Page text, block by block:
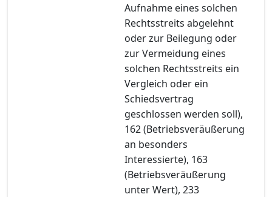
Aufnahme eines solchen
Rechtsstreits abgelehnt
oder zur Beilegung oder
zur Vermeidung eines
solchen Rechtsstreits ein
Vergleich oder ein
Schiedsvertrag
geschlossen werden soll),
162 (Betriebsveräußerung
an besonders
Interessierte), 163
(Betriebsveräußerung
unter Wert), 233